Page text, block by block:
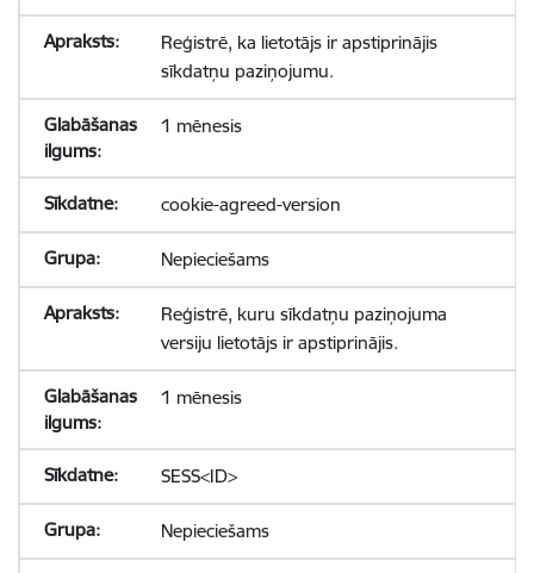
Reģistrē, ka lietotājs ir apstiprinājis
sīkdatņu paziņojumu.
1 mēnesis
cookie-agreed-version
Nepieciešams
Reģistrē, kuru sīkdatņu paziņojuma
versiju lietotājs ir apstiprinājis.
1 mēnesis
SESS<ID>
Nepieciešams